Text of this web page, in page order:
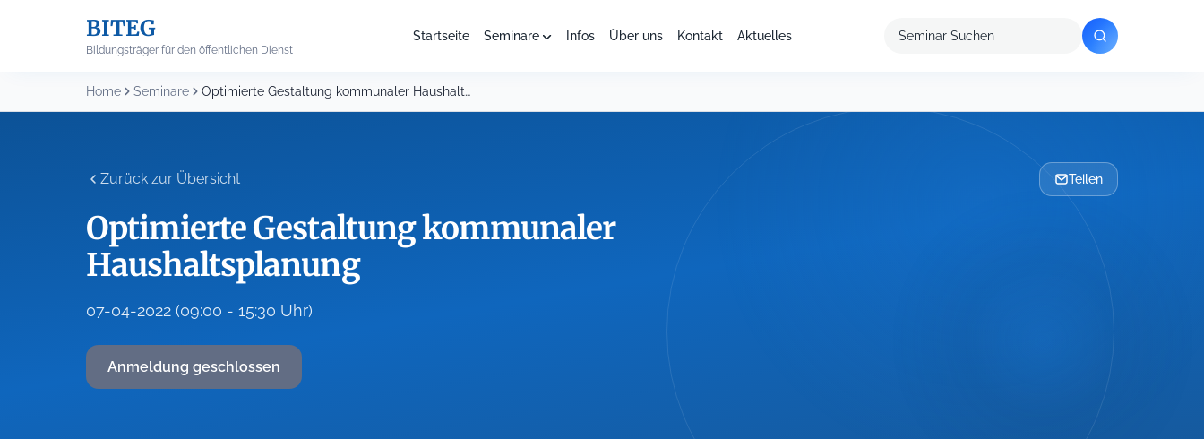
BITEG
Bildungsträger für den öffentlichen Dienst
Startseite Seminare Infos Über uns Kontakt Aktuelles
Seminar
Home Seminare Optimierte Gestaltung kommunaler Haushaltsplanung
Zurück zur Übersicht Teilen
Optimierte Gestaltung kommunaler
Haushaltsplanung
07-04-2022 (09:00 - 15:30 Uhr)
Anmeldung geschlossen